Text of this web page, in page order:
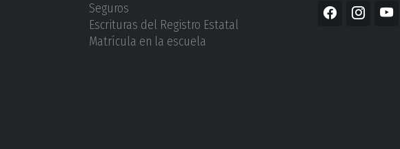
Seguros
Escrituras del Registro Estatal
Matrícula en la escuela